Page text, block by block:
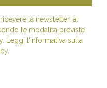
la newsletter, al
le modalità previste
Leggi l'informativa sulla